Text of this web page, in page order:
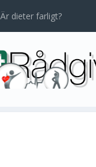
Är dieter farligt?